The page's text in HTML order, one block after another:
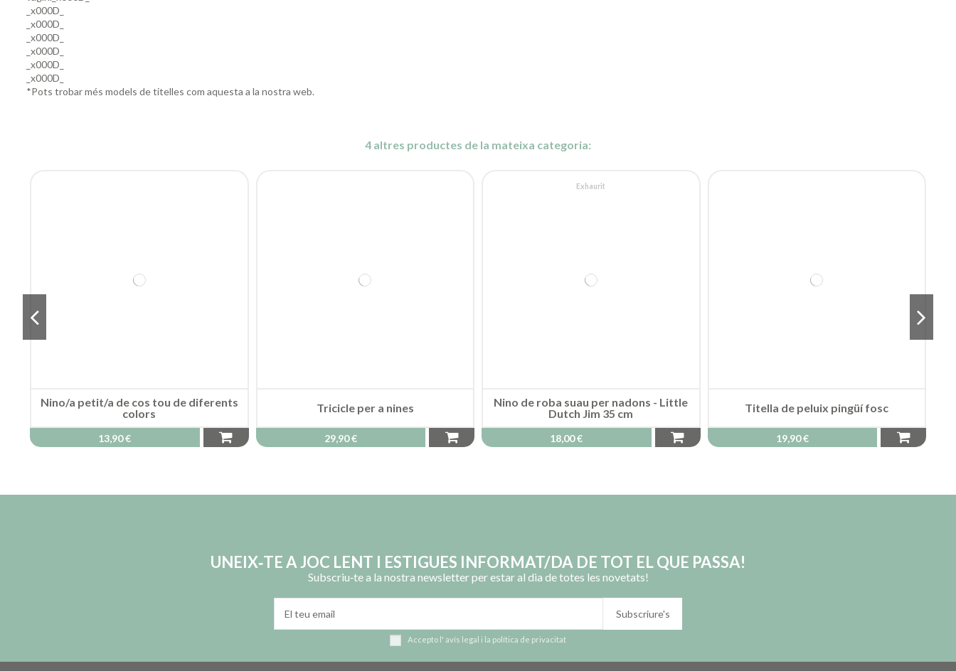
_x000D_
_x000D_
_x000D_
_x000D_
_x000D_
_x000D_
*Pots trobar més models de titelles com aquesta a la nostra web.
4 altres productes de la mateixa categoria:
Nino/a petit/a de cos tou de diferents
colors
13,90 €
Tricicle per a nines
29,90 €
Exhaurit
Nino de roba suau per nadons - Little
Dutch Jim 35 cm
18,00 €
Titella de peluix pingüí fosc
19,90 €
UNEIX‑TE A JOC LENT I ESTIGUES INFORMAT/DA DE TOT EL QUE PASSA!
Subscriu‑te a la nostra newsletter per estar al dia de totes les novetats!
Accepto l' avís legal i la política de privacitat